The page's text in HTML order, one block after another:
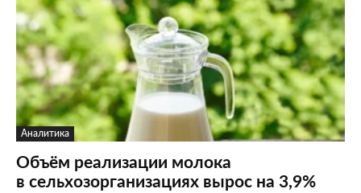
Аналитика
Объём реализации молока
в сельхозорганизациях вырос на 3,9%